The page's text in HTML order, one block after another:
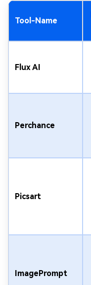
Tool-Name
Flux AI
Perchance
Picsart
ImagePrompt